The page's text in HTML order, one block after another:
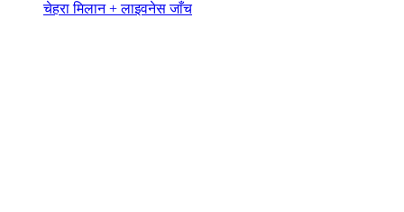
चेहरा मिलान + लाइवनेस जाँच